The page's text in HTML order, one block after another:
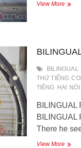
View MoreA
–
MỘT
CON
BIẾT
NÓI
BILINGUAL
THỨ TIẾNG
TIẾNG HAI NÓI
BILINGUAL
BILINGUAL
There he
View More